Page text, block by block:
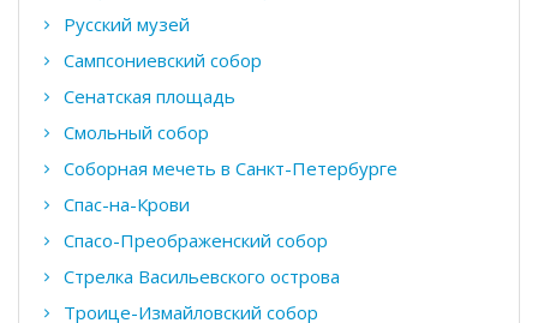
Русский музей
Сампсониевский собор
Сенатская площадь
Смольный собор
Соборная мечеть в Санкт-Петербурге
Спас-на-Крови
Спасо-Преображенский собор
Стрелка Васильевского острова
Троице-Измайловский собор